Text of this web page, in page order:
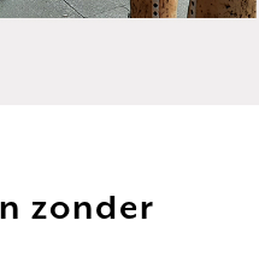
zonder